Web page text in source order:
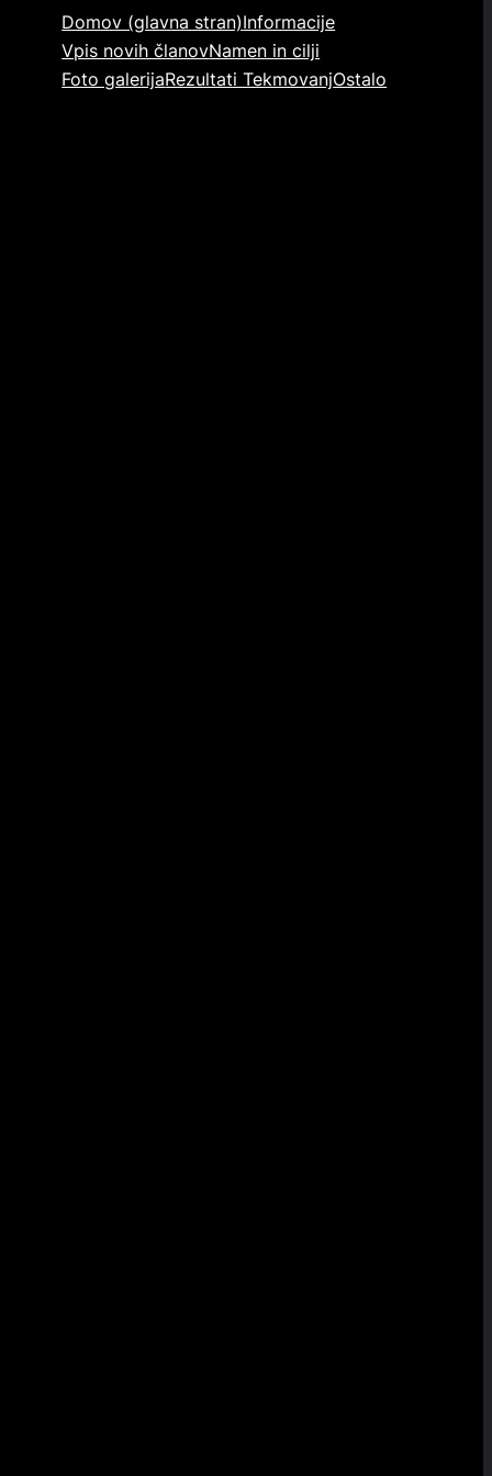
Domov (glavna stran)Informacije
Vpis novih članovNamen in cilji
Foto galerijaRezultati TekmovanjOstalo